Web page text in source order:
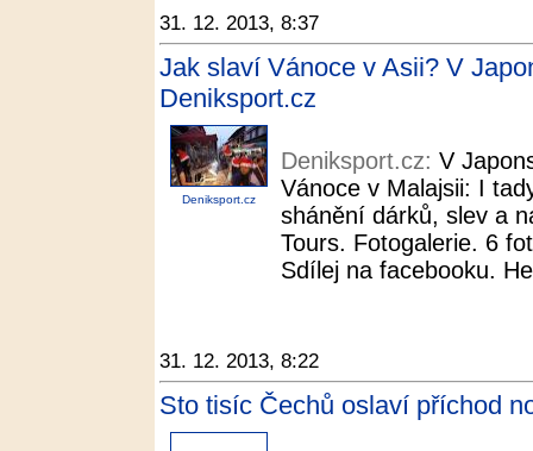
31. 12. 2013, 8:37
Jak slaví Vánoce v Asii? V
Deniksport.cz
Deniksport.cz
Deniksport.cz: V
Vánoce v Malajsii: I
shánění dárků, slev a
Tours. Fotogalerie. 6
Sdílej na facebooku.
31. 12. 2013, 8:22
Sto tisíc Čechů oslaví příchod